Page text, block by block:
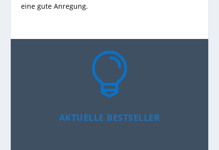
eine gute Anregung.

AKTUELLE BESTSELLER